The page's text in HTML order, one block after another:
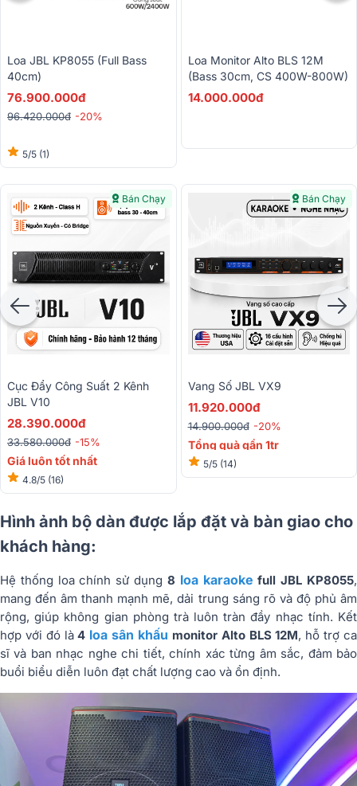
Loa JBL KP8055 (full Bass
40cm)
76.900.000đ
96.420.000đ -20%
5/5 (1)
Loa Monitor Alto BLS 12M
(Bass 30cm, CS 400W-800W)
14.000.000đ
Bán Chạy
Cục Đẩy Công Suất 2 Kênh
JBL V10
28.390.000đ
33.580.000đ -15%
Giá luôn tốt nhất
4.8/5 (16)
Bán Chạy
Vang Số JBL VX9
11.920.000đ
14.900.000đ -20%
Tổng quà gần 1tr
5/5 (14)
Hình ảnh bộ dàn được lắp đặt và bàn giao cho
khách hàng:
Hệ thống loa chính sử dụng 8 loa karaoke full JBL KP8055,
mang đến âm thanh mạnh mẽ, dải trung sáng rõ và độ phủ âm
rộng, giúp không gian phòng trà luôn tràn đầy nhạc tính. Kết
hợp với đó là4 loa sân khấu monitor Alto BLS 12M, hỗ trợ ca
sĩ và ban nhạc nghe chi tiết, chính xác từng âm sắc, đảm bảo
buổi biểu diễn luôn đạt chất lượng cao và ổn định.